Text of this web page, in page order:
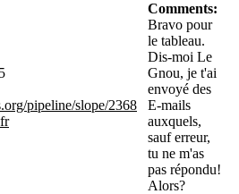
pipeline/slope/2368
Comments:
Bravo pour
le tableau.
Dis-moi Le
Gnou, je t'ai
envoyé des
E-mails
auxquels,
sauf erreur,
tu ne m'as
pas répondu!
Alors?